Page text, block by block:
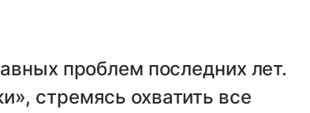
проблем последних лет.
стремясь охватить все